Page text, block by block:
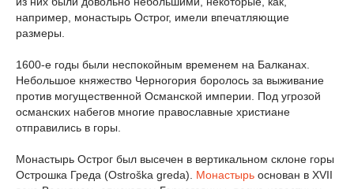
например, монастырь Острог, имели впечатляющие
размеры.
1600-е годы были неспокойным временем на Балканах.
Небольшое княжество Черногория боролось за выживание
против могущественной Османской империи. Под угрозой
османских набегов многие православные христиане
отправились в горы.
Монастырь Острог был высечен в вертикальном склоне горы
Острошка Греда (Ostroška greda). Монастырь основан в XVII